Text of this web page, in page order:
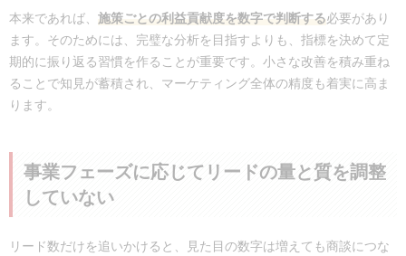
本来であれば、 施策ごとの利益貢献度を数字で判断する必要があり
ます。そのためには、完璧な分析を目指すよりも、指標を決めて定
期的に振り返る習慣を作ることが重要です。小さな改善を積み重ね
ることで知見が蓄積され、マーケティング全体の精度も着実に高ま
ります。
事業フェーズに応じてリードの量と質を調整
していない
リード数だけを追いかけると、見た目の数字は増えても商談につな